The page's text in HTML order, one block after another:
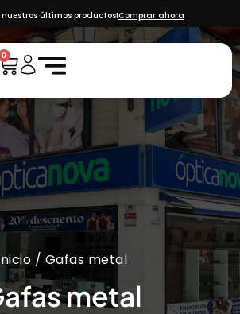
nuestros últimos productos!Comprar ahora
0
/ Gafas metal
metal